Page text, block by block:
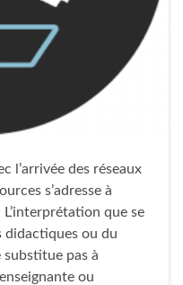
l’arrivée des réseaux
s’adresse à
L’interprétation que se
didactiques ou du
pas à
ou